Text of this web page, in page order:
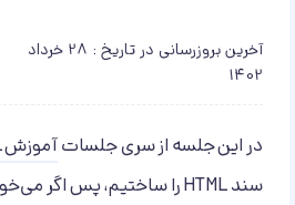
آخرین بروزرسانی در تاریخ : 28 خرداد
1402
در این جلسه از سری جلساتآموزش HTML و CSS